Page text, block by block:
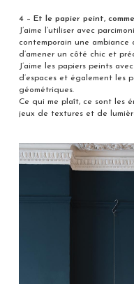
4 – Et le papier peint,
J’aime l’utiliser avec
contemporain une ambiance
d’amener un côté chic et
J’aime les papiers peints
d’espaces et également les
géométriques.
Ce qui me plaît, ce sont les
jeux de textures et de